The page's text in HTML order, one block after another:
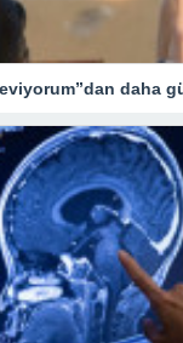
daha